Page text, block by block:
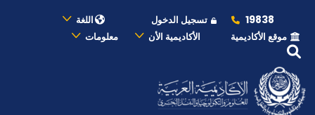
19838 تسجيل الدخول
اللغة
موقع الأكاديمية
الأكاديمية الأن معلومات